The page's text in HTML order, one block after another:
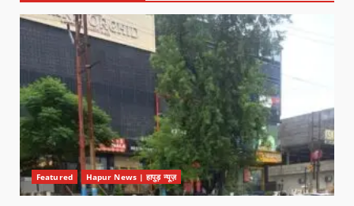
Featured Hapur News | हापुड़ न्यूज़